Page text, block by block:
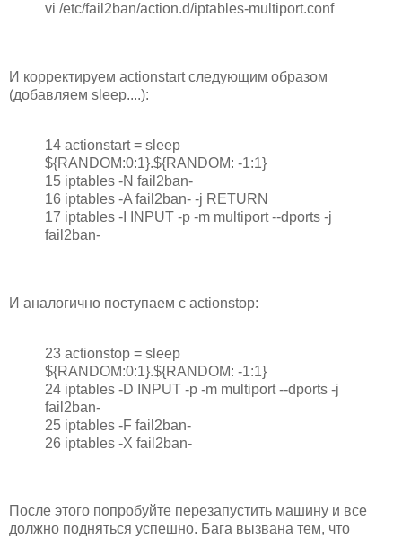
vi /etc/fail2ban/action.d/iptables-multiport.conf
И корректируем actionstart следующим образом
(добавляем sleep....):
14 actionstart = sleep
${RANDOM:0:1}.${RANDOM: -1:1}
15 iptables -N fail2ban-
16 iptables -A fail2ban- -j RETURN
17 iptables -I INPUT -p -m multiport --dports -j
fail2ban-
И аналогично поступаем с actionstop:
23 actionstop = sleep
${RANDOM:0:1}.${RANDOM: -1:1}
24 iptables -D INPUT -p -m multiport --dports -j
fail2ban-
25 iptables -F fail2ban-
26 iptables -X fail2ban-
После этого попробуйте перезапустить машину и все
должно подняться успешно. Бага вызвана тем, что